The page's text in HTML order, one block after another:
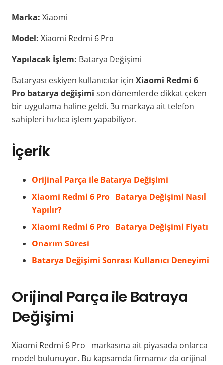
Marka: Xiaomi
Model: Xiaomi Redmi 6 Pro
Yapılacak İşlem: Batarya Değişimi
Bataryası eskiyen kullanıcılar için Xiaomi Redmi 6
Pro batarya değişimi son dönemlerde dikkat çeken
bir uygulama haline geldi. Bu markaya ait telefon
sahipleri hızlıca işlem yapabiliyor.
İçerik
Orijinal Parça ile Batarya Değişimi
Xiaomi Redmi 6 Pro Batarya Değişimi Nasıl
Yapılır?
Xiaomi Redmi 6 Pro Batarya Değişimi Fiyatı
Onarım Süresi
Batarya Değişimi Sonrası Kullanıcı Deneyimi
Orijinal Parça ile Batraya
Değişimi
Xiaomi Redmi 6 Pro markasına ait piyasada onlarca
model bulunuyor. Bu kapsamda firmamız da orijinal